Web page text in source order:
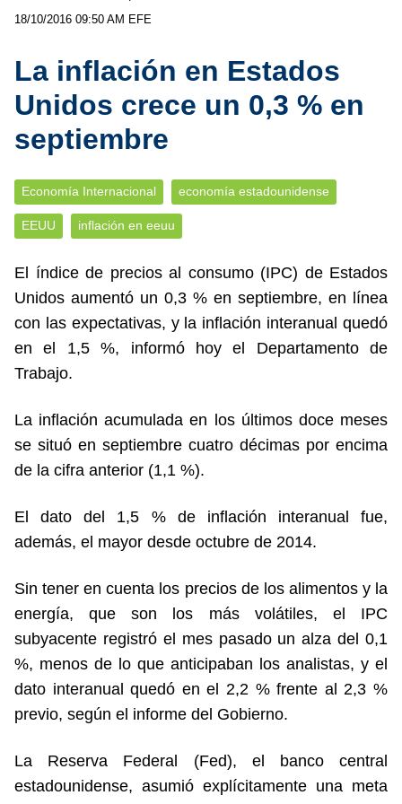
18/10/2016 09:50 AM EFE
La inflación en Estados
Unidos crece un 0,3 % en
septiembre
Economía Internacional economía estadounidense
EEUU inflación en eeuu
El índice de precios al consumo (IPC) de Estados
Unidos aumentó un 0,3 % en septiembre, en línea
con las expectativas, y la inflación interanual quedó
en el 1,5 %, informó hoy el Departamento de
Trabajo.
La inflación acumulada en los últimos doce meses
se situó en septiembre cuatro décimas por encima
de la cifra anterior (1,1 %).
El dato del 1,5 % de inflación interanual fue,
además, el mayor desde octubre de 2014.
Sin tener en cuenta los precios de los alimentos y la
energía, que son los más volátiles, el IPC
subyacente registró el mes pasado un alza del 0,1
%, menos de lo que anticipaban los analistas, y el
dato interanual quedó en el 2,2 % frente al 2,3 %
previo, según el informe del Gobierno.
La Reserva Federal (Fed), el banco central
estadounidense, asumió explícitamente una meta